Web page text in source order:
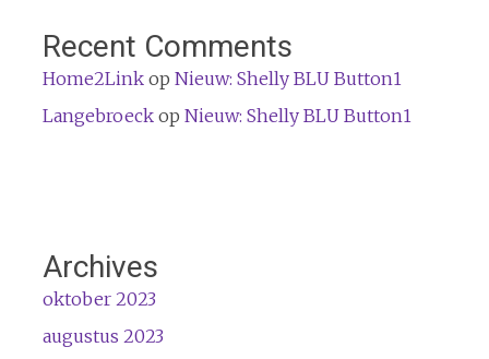
Recent Comments
Home2Linkop Nieuw: Shelly BLU Button1
Langebroeckop Nieuw: Shelly BLU Button1
Archives
oktober 2023
augustus 2023